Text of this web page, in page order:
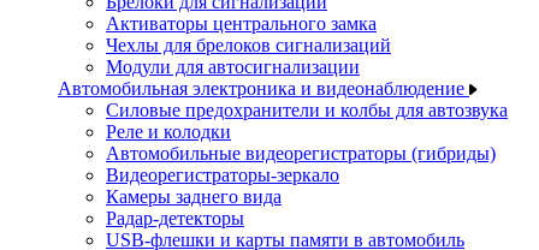
Активаторы центрального замка
Чехлы для брелоков сигнализаций
Модули для автосигнализации
Автомобильная электроника и видеонаблюдение
Силовые предохранители и колбы для автозвука
Реле и колодки
Автомобильные видеорегистраторы (гибриды)
Видеорегистраторы-зеркало
Камеры заднего вида
Радар-детекторы
USB-флешки и карты памяти в автомобиль